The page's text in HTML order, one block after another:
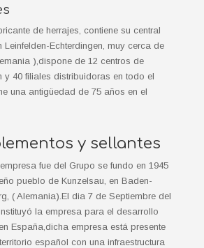
de herrajes, contiene su central
Leinfelden-Echterdingen, muy cerca de
),dispone de 12 centros de
y 40 filiales distribuidoras en todo el
una antigüedad de 75 años en el
y sellantes
fue del Grupo se fundo en 1945
pueblo de Kunzelsau, en Baden-
( Alemania).El dia 7 de Septiembre del
la empresa para el desarrollo
España,dicha empresa está presente
español con una infraestructura